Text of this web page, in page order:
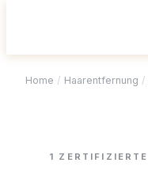
Home / Haarentfernung /
1 ZERTIFIZIERTE